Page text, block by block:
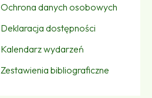
Ochrona danych osobowych
Deklaracja dostępności
Kalendarz wydarzeń
Zestawienia bibliograficzne